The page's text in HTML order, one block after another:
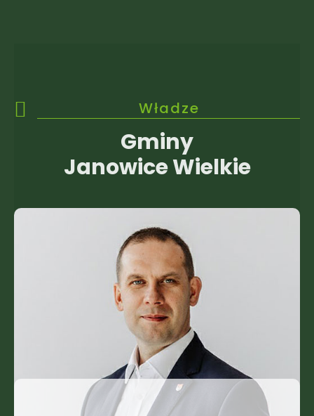
Władze
Gminy
Janowice Wielkie